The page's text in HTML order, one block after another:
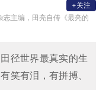
志主编，田亮自传《最亮的
+关注
径世界最真实的生
笑有泪，有拼搏、